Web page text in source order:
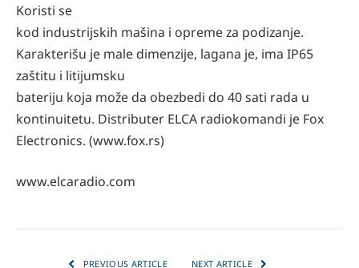
Koristi se
kod industrijskih mašina i opreme za podizanje.
Karakterišu je male dimenzije, lagana je, ima IP65
zaštitu i litijumsku
bateriju koja može da obezbedi do 40 sati rada u
kontinuitetu. Distributer ELCA radiokomandi je Fox
Electronics. (www.fox.rs)
www.elcaradio.com
PREVIOUS ARTICLE NEXT ARTICLE